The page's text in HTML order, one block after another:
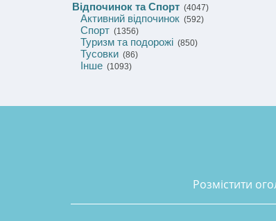
Відпочинок та Спорт (4047)
Активний відпочинок (592)
Спорт (1356)
Туризм та подорожі (850)
Тусовки (86)
Інше (1093)
розмістити